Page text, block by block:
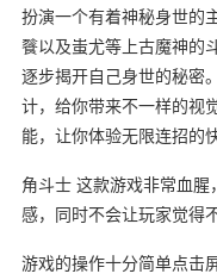
扮演一个有着神秘身世的
餮以及蚩尤等上古魔神的
逐步揭开自己身世的秘密
计，给你带来不一样的视
能，让你体验无限连招的快
角斗士 这款游戏非常血
感，同时不会让玩家觉得不
游戏的操作十分简单点击